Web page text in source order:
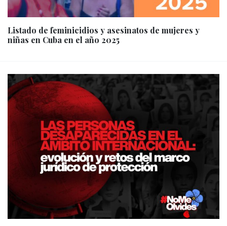
Listado de feminicidios y asesinatos de mujeres y
niñas en Cuba en el año 2025